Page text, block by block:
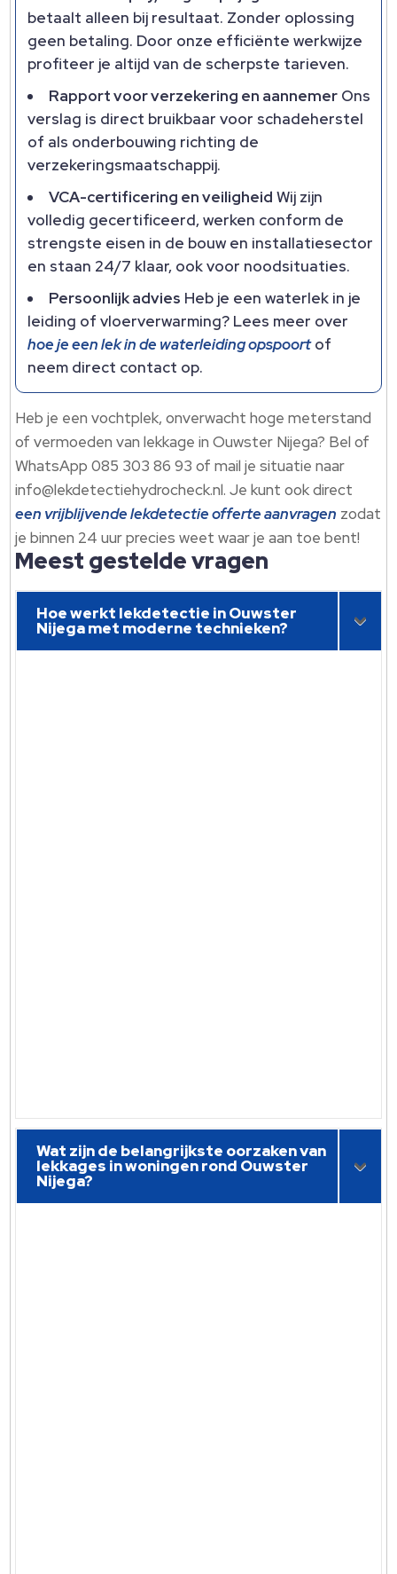
betaalt alleen bij resultaat.​ Zonder oplossing
geen betaling.​ Door onze efficiënte werkwijze
profiteer je altijd van de scherpste tarieven.​
Rapport voor verzekering en aannemer Ons
verslag is direct bruikbaar voor schadeherstel
of als onderbouwing richting de
verzekeringsmaatschappij.​
VCA-certificering en veiligheid Wij zijn
volledig gecertificeerd, werken conform de
strengste eisen in de bouw en installatiesector
en staan 24/7 klaar, ook voor noodsituaties.​
Persoonlijk advies Heb je een waterlek in je
leiding of vloerverwarming? Lees meer over
hoe je een lek in de waterleiding opspoortof
neem direct contact op.​
Heb je een vochtplek, onverwacht hoge meterstand
of vermoeden van lekkage in Ouwster Nijega? Bel of
WhatsApp 085 303 86 93 of mail je situatie naar
info@lekdetectiehydrocheck.​nl.​ Je kunt ook direct
een vrijblijvende lekdetectie offerte aanvragen zodat
je binnen 24 uur precies weet waar je aan toe bent!
Meest gestelde vragen
Hoe werkt lekdetectie in Ouwster
Nijega met moderne technieken?
Wat zijn de belangrijkste oorzaken van
lekkages in woningen rond Ouwster
Nijega?